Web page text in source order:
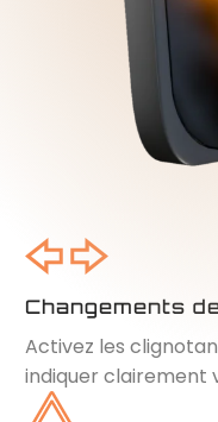
Changements
Activez les
indiquer clairement